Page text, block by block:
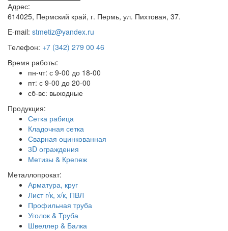
Адрес:
614025, Пермский край, г. Пермь, ул. Пихтовая, 37.
E-mail: stmetiz@yandex.ru
Телефон: +7 (342) 279 00 46
Время работы:
пн-чт: с 9-00 до 18-00
пт: с 9-00 до 20-00
сб-вс: выходные
Продукция:
Сетка рабица
Кладочная сетка
Сварная оцинкованная
3D ограждения
Метизы & Крепеж
Металлопрокат:
Арматура, круг
Лист г/к, х/к, ПВЛ
Профильная труба
Уголок & Труба
Швеллер & Балка